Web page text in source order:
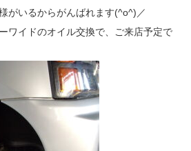
がいるからがんばれます(^o^)／
ワイドのオイル交換で、ご来店予定で